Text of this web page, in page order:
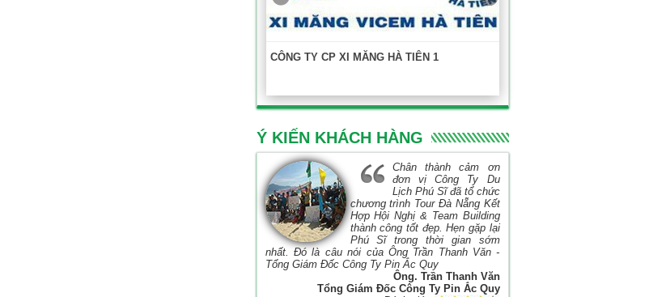
CÔNG TY CP XI MĂNG HÀ TIÊN 1
Ý KIẾN KHÁCH HÀNG
Chân thành cảm ơn
đơn vị Công Ty Du
Lịch Phú Sĩ đã tổ chức
chương trình Tour Đà Nẵng Kết
Hợp Hội Nghị & Team Building
thành công tốt đẹp. Hẹn gặp lại
Phú Sĩ trong thời gian sớm
nhất. Đó là câu nói của Ông Trần Thanh Văn -
Tổng Giám Đốc Công Ty Pin Ắc Quy
Ông. Trần Thanh Văn
Tổng Giám Đốc Công Ty Pin Ắc Quy